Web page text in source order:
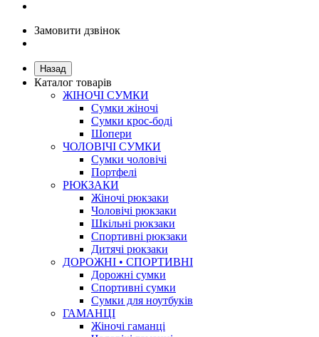
Замовити дзвінок
Назад
Каталог товарів
ЖІНОЧІ СУМКИ
Сумки жіночі
Сумки крос-боді
Шопери
ЧОЛОВІЧІ СУМКИ
Сумки чоловічі
Портфелі
РЮКЗАКИ
Жіночі рюкзаки
Чоловічі рюкзаки
Шкільні рюкзаки
Спортивні рюкзаки
Дитячі рюкзаки
ДОРОЖНІ • СПОРТИВНІ
Дорожні сумки
Спортивні сумки
Сумки для ноутбуків
ГАМАНЦІ
Жіночі гаманці